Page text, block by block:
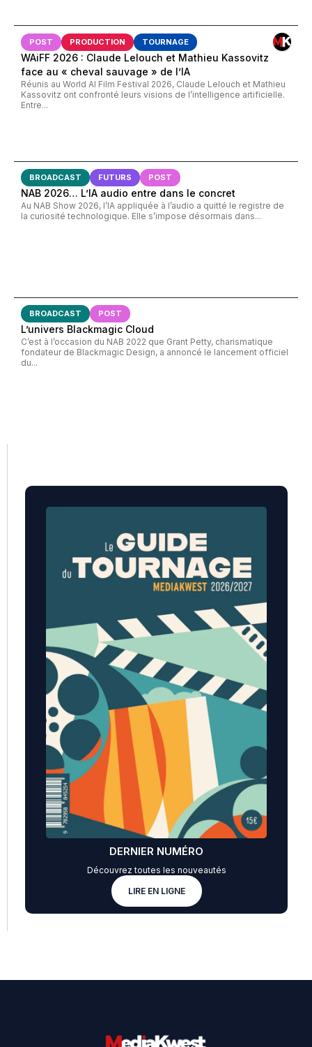
POST PRODUCTION TOURNAGE
WAiFF 2026 : Claude Lelouch et Mathieu Kassovitz
face au « cheval sauvage » de l’IA
Réunis au World AI Film Festival 2026, Claude Lelouch et Mathieu
Kassovitz ont confronté leurs visions de l’intelligence artificielle.
Entre...
BROADCAST FUTURS POST
NAB 2026… L’IA audio entre dans le concret
Au NAB Show 2026, l’IA appliquée à l’audio a quitté le registre de
la curiosité technologique. Elle s’impose désormais dans...
BROADCAST POST
L’univers Blackmagic Cloud
C’est à l’occasion du NAB 2022 que Grant Petty, charismatique
fondateur de Blackmagic Design, a annoncé le lancement officiel
du...
DERNIER NUMÉRO
Découvrez toutes les nouveautés
LIRE EN LIGNE